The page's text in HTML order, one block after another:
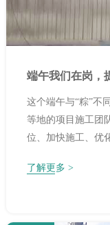
端午我们在岗，
这个端午与“粽”不
等地的项目施工团
位、加快施工、优
了解更多 >